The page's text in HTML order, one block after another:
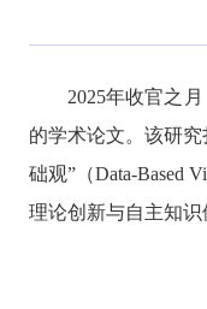
2025年收官之
的学术论文。该研
础观”（Data-Based
理论创新与自主知识